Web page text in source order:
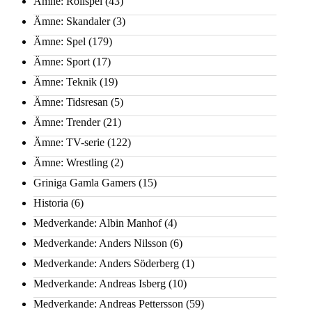
Ämne: Skandaler(3)
Ämne: Spel (179)
Ämne: Sport (17)
Ämne: Teknik (19)
Ämne: Tidsresan (5)
Ämne: Trender(21)
Ämne: TV-serie (122)
Ämne: Wrestling (2)
Griniga Gamla Gamers (15)
Historia (6)
Medverkande: Albin Manhof(4)
Medverkande: Anders Nilsson (6)
Medverkande: Anders Söderberg (1)
Medverkande: Andreas Isberg (10)
Medverkande: Andreas Pettersson (59)